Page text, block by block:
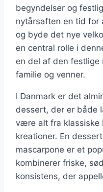
begyndelser og
nytårsaften en tid for
og byde det nye
en central rolle i
en del af den festlige
familie og venner.
I Danmark er det
dessert, der er både
være alt fra klassiske
kreationer. En
mascarpone er et
kombinerer friske,
konsistens, der